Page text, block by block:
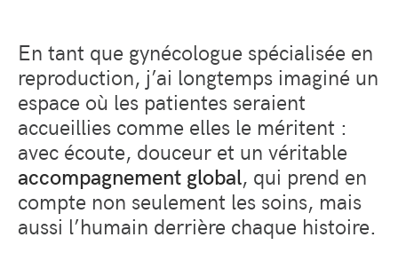
En tant que gynécologue spécialisée en
reproduction, j’ai longtemps imaginé un
espace où les patientes seraient
accueillies comme elles le méritent :
avec écoute, douceur et un véritable
accompagnement global, qui prend en
compte non seulement les soins, mais
aussi l’humain derrière chaque histoire.